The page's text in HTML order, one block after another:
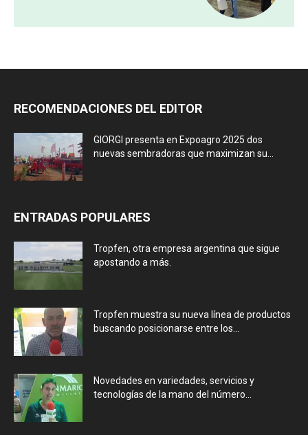
RECOMENDACIONES DEL EDITOR
GIORGI presenta en Expoagro 2025 dos
nuevas sembradoras que maximizan su...
ENTRADAS POPULARES
Tropfen, otra empresa argentina que sigue
apostando a más.
Tropfen muestra su nueva línea de productos
buscando posicionarse entre los...
Novedades en variedades, servicios y
tecnologías de la mano del número...